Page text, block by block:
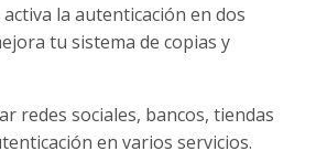
la autenticación en dos
tu sistema de copias y
redes sociales, bancos, tiendas
en varios servicios.